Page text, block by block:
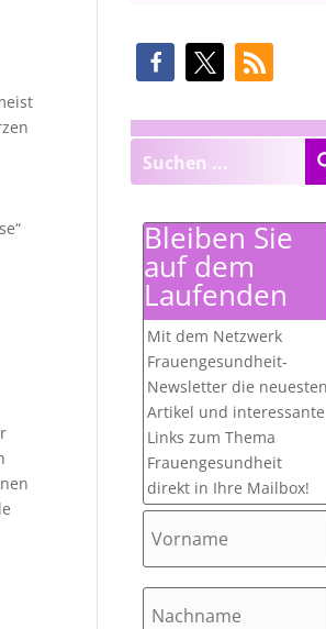
Bleiben Sie
auf dem
Laufenden
Mit dem Netzwerk
Frauengesundheit-
Newsletter die neuesten
Artikel und interessante
Links zum Thema
Frauengesundheit
direkt in Ihre Mailbox!